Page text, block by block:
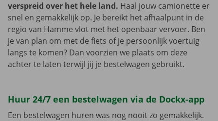
verspreid over het hele land. Haal jouw camionette er
snel en gemakkelijk op. Je bereikt het afhaalpunt in de
regio van Hamme vlot met het openbaar vervoer. Ben
je van plan om met de fiets of je persoonlijk voertuig
langs te komen? Dan voorzien we plaats om deze
achter te laten terwijl jij je bestelwagen gebruikt.
Huur 24/7 een bestelwagen via de Dockx-app
Een bestelwagen huren was nog nooit zo gemakkelijk.